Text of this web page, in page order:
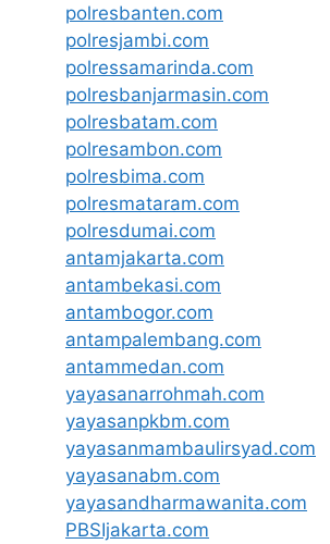
polresbanten.com
polresjambi.com
polressamarinda.com
polresbanjarmasin.com
polresbatam.com
polresambon.com
polresbima.com
polresmataram.com
polresdumai.com
antamjakarta.com
antambekasi.com
antambogor.com
antampalembang.com
antammedan.com
yayasanarrohmah.com
yayasanpkbm.com
yayasanmambaulirsyad.com
yayasanabm.com
yayasandharmawanita.com
PBSIjakarta.com